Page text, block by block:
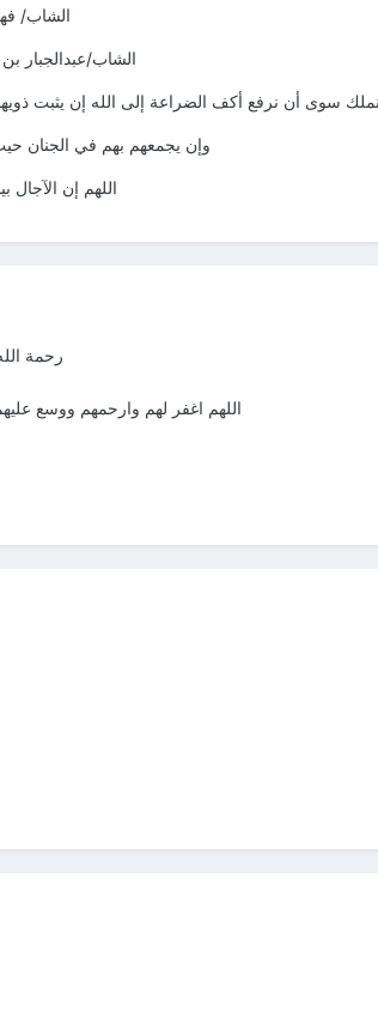
الشاب/
الشاب/عبدالجبار بن
نملك سوى أن نرفع أكف الضراعة إلى الله إن يثبت
وإن يجمعهم بهم في الجنان
اللهم إن الآجال
رحمة
اللهم اغفر لهم وارحمهم ووسع